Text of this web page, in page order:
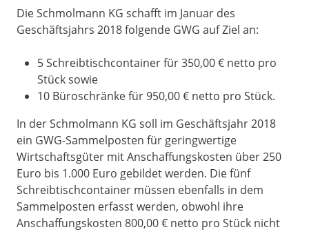
Die Schmolmann KG schafft im Januar des
Geschäftsjahrs 2018 folgende GWG auf Ziel an:
5 Schreibtischcontainer für 350,00 € netto pro
Stück sowie
10 Büroschränke für 950,00 € netto pro Stück.
In der Schmolmann KG soll im Geschäftsjahr 2018
ein GWG-Sammelposten für geringwertige
Wirtschaftsgüter mit Anschaffungskosten über 250
Euro bis 1.000 Euro gebildet werden. Die fünf
Schreibtischcontainer müssen ebenfalls in dem
Sammelposten erfasst werden, obwohl ihre
Anschaffungskosten 800,00 € netto pro Stück nicht